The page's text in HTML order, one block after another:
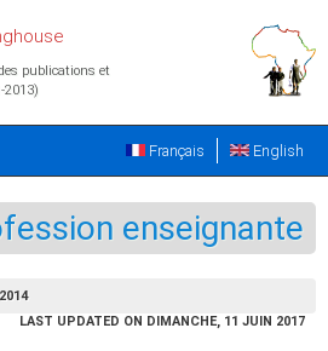
publications et
2013)
English
Français
enseignante
LAST UPDATED ON DIMANCHE, 11 JUIN 2017